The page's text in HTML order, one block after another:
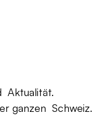
Aktualität.
ganzen Schweiz.